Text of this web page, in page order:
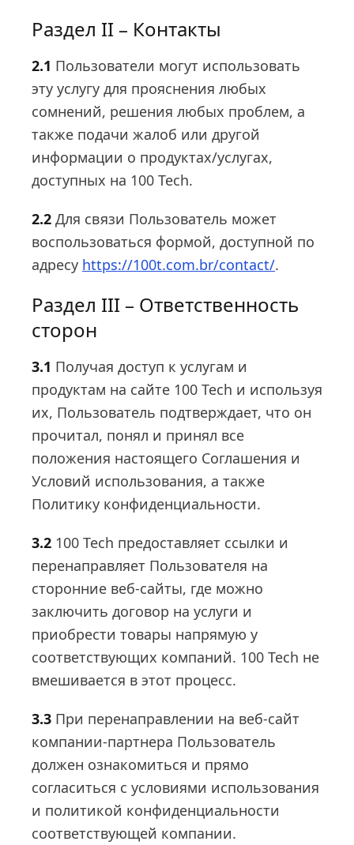
Раздел II – Контакты
2.1 Пользователи могут использовать
эту услугу для прояснения любых
сомнений, решения любых проблем, а
также подачи жалоб или другой
информации о продуктах/услугах,
доступных на 100 Tech.
2.2 Для связи Пользователь может
воспользоваться формой, доступной по
адресу https://100t.com.br/contact/.
Раздел III – Ответственность
сторон
3.1 Получая доступ к услугам и
продуктам на сайте 100 Tech и используя
их, Пользователь подтверждает, что он
прочитал, понял и принял все
положения настоящего Соглашения и
Условий использования, а также
Политику конфиденциальности.
3.2 100 Tech предоставляет ссылки и
перенаправляет Пользователя на
сторонние веб-сайты, где можно
заключить договор на услуги и
приобрести товары напрямую у
соответствующих компаний. 100 Tech не
вмешивается в этот процесс.
3.3 При перенаправлении на веб-сайт
компании-партнера Пользователь
должен ознакомиться и прямо
согласиться с условиями использования
и политикой конфиденциальности
соответствующей компании.